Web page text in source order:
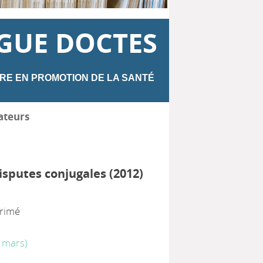
DOCTES
EN PROMOTION DE LA SANTÉ
conjugales (2012)